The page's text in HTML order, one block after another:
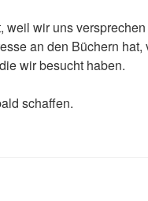
wir uns
an den Büchern hat,
wir besucht haben.
schaffen.